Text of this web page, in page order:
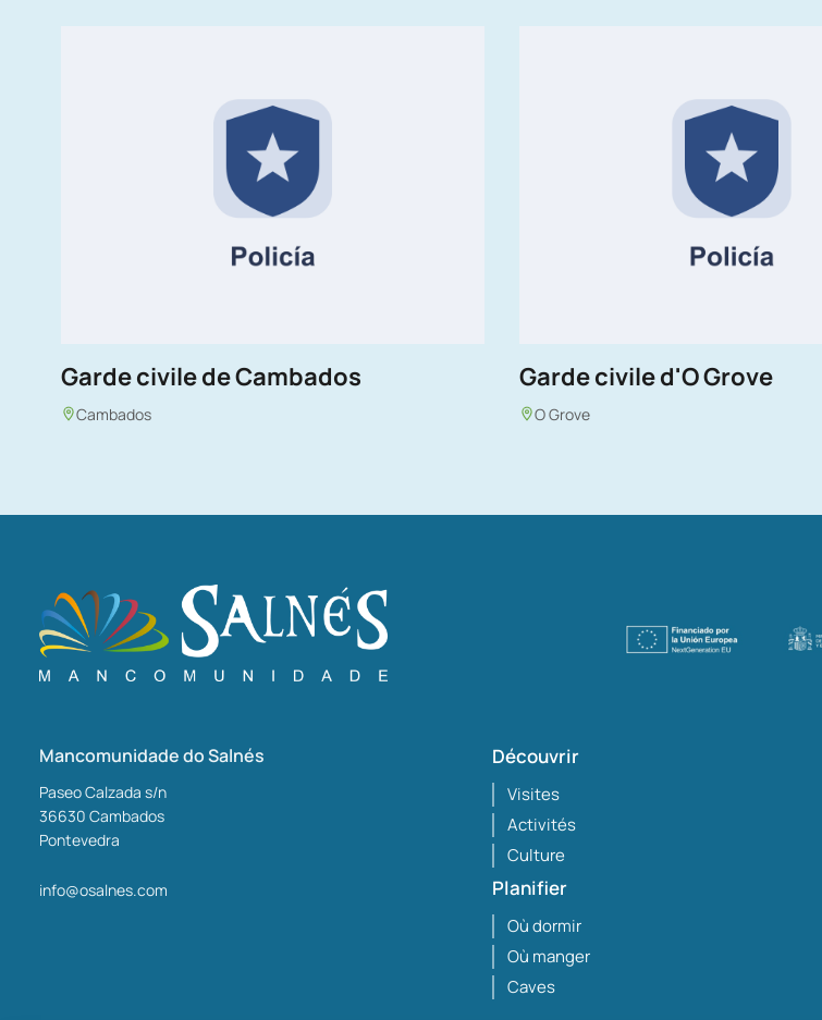
Garde civile de Cambados
Cambados
Garde civile d'O Grove
O Grove
Mancomunidade do Salnés
Paseo Calzada s/n
36630 Cambados
Pontevedra
info@osalnes.com
Découvrir
Visites
Activités
Culture
Planifier
Où dormir
Où manger
Caves